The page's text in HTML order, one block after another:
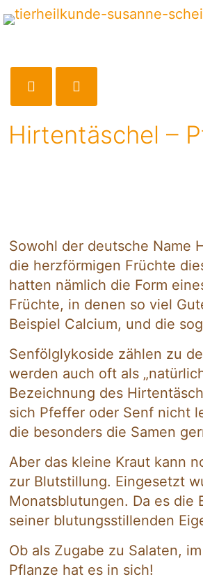
Hirtentäschel –
Sowohl der deutsche Name
die herzförmigen Früchte
hatten nämlich die Form
Früchte, in denen so viel
Beispiel Calcium, und die
Senfölglykoside zählen zu
werden auch oft als
Bezeichnung des
sich Pfeffer oder Senf nicht
die besonders die Samen
Aber das kleine Kraut kann
zur Blutstillung. Eingesetzt
Monatsblutungen. Da es die
seiner blutungsstillenden
Ob als Zugabe zu Salaten,
Pflanze hat es in sich!